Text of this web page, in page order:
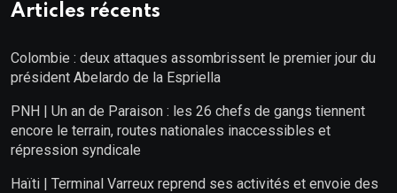
Articles récents
Colombie : deux attaques assombrissent le premier jour du
président Abelardo de la Espriella
PNH | Un an de Paraison : les 26 chefs de gangs tiennent
encore le terrain, routes nationales inaccessibles et
répression syndicale
Haïti | Terminal Varreux reprend ses activités et envoie des